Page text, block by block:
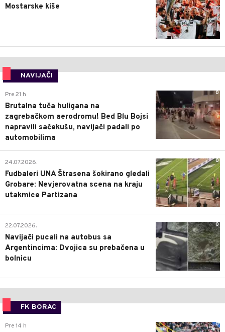
Mostarske kiše
NAVIJAČI
0
Pre 21 h
Brutalna tuča huligana na
zagrebačkom aerodromu! Bed Blu Bojsi
napravili sačekušu, navijači padali po
automobilima
0
24.07.2026.
Fudbaleri UNA Štrasena šokirano gledali
Grobare: Nevjerovatna scena na kraju
utakmice Partizana
0
22.07.2026.
Navijači pucali na autobus sa
Argentincima: Dvojica su prebačena u
bolnicu
FK BORAC
0
Pre 14 h